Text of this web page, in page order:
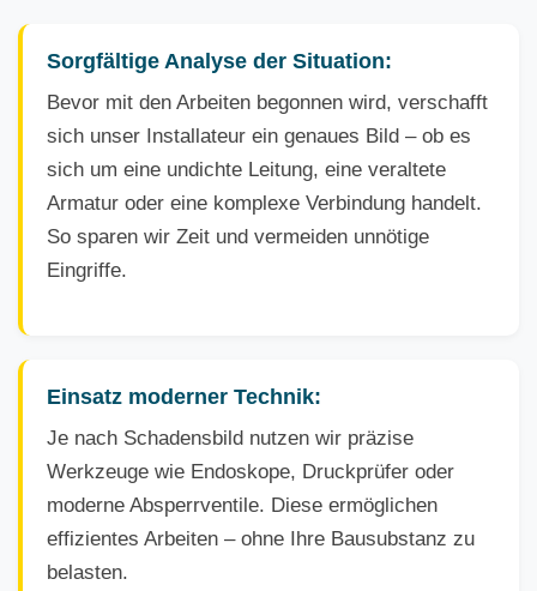
Sorgfältige Analyse der Situation:
Bevor mit den Arbeiten begonnen wird, verschafft
sich unser Installateur ein genaues Bild – ob es
sich um eine undichte Leitung, eine veraltete
Armatur oder eine komplexe Verbindung handelt.
So sparen wir Zeit und vermeiden unnötige
Eingriffe.
Einsatz moderner Technik:
Je nach Schadensbild nutzen wir präzise
Werkzeuge wie Endoskope, Druckprüfer oder
moderne Absperrventile. Diese ermöglichen
effizientes Arbeiten – ohne Ihre Bausubstanz zu
belasten.